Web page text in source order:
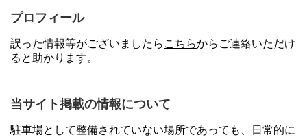
プロフィール
誤った情報等がございましたら こちらからご連絡いただけ
ると助かります。
当サイト掲載の情報について
駐車場として整備されていない場所であっても、日常的に